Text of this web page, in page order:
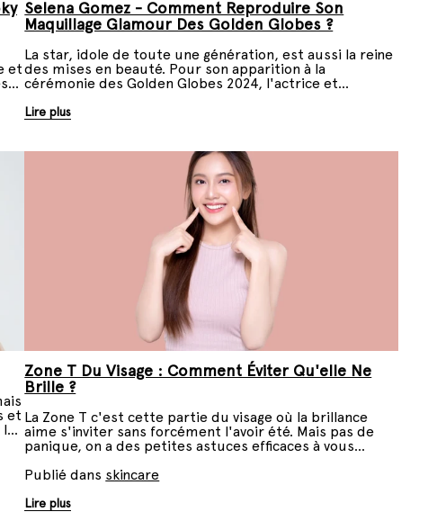
et
Selena Gomez - Comment Reproduire Son
Maquillage Glamour Des Golden Globes ?
La star, idole de toute une génération, est aussi la reine
des mises en beauté. Pour son apparition à la
cérémonie des Golden Globes 2024, l'actrice et
nude et très glowy. Voici comment le reproduire.
Lire plus
et
Zone T Du Visage : Comment Éviter Qu'elle Ne
Brille ?
La Zone T c'est cette partie du visage où la brillance
aime s'inviter sans forcément l'avoir été. Mais pas de
panique, on a des petites astuces efficaces à vous
avoir un teint aussi frais que celui d'une poupée.
Publié dans skincare
Lire plus